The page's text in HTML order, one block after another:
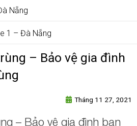
Nẵng
1 – Đà Nẵng
– Bảo vệ gia đình
Tháng 11 27, 2021
– Bảo vệ gia đình bạn